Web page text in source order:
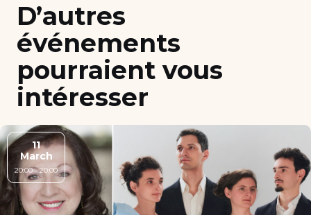
D’autres
événements
pourraient vous
intéresser
11
March
20:00 - 20:00